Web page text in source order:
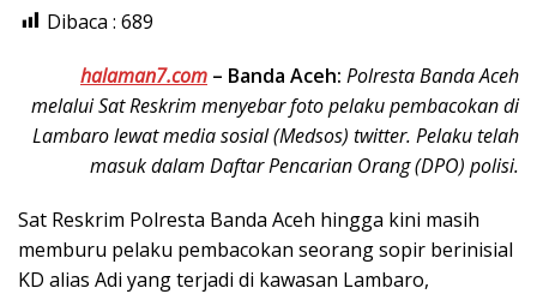
Dibaca : 689
halaman7.com – Banda Aceh: Polresta Banda Aceh
melalui Sat Reskrim menyebar foto pelaku pembacokan di
Lambaro lewat media sosial (Medsos) twitter. Pelaku telah
masuk dalam Daftar Pencarian Orang (DPO) polisi.
Sat Reskrim Polresta Banda Aceh hingga kini masih
memburu pelaku pembacokan seorang sopir berinisial
KD alias Adi yang terjadi di kawasan Lambaro,